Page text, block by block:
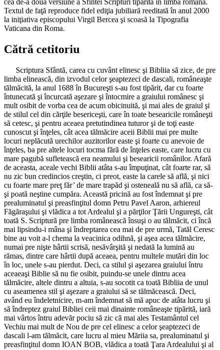
Textul de faţă reproduce fidel ediţia jubiliară reeditată în anul 2000
la iniţiativa episcopului Virgil Bercea şi scoasă la Tipografia
Vaticana din Roma.
Cătră cetitoriu
Scriptura Sfântă, carea cu cuvânt elinesc şi Bibliia să zice, de pre
limba elinească, din izvodul celor şeaptezeci de dascali, româneaşte
tălmăcită, la anul 1688 în Bucureşti s-au fost tipărit, dar cu foarte
întunecată şi încurcată aşezare şi întocmire a graiului românesc şi
mult osibit de vorba cea de acum obicinuită, şi mai ales de graiul şi
de stilul cel din cărţile besericeşti, care în toate besearicile româneşti
să cetesc, şi pentru aceaea pretutindinea tuturor şi de toţi easte
cunoscut şi înţeles, cât acea tălmăcire aceii Biblii mai pre multe
locuri neplăcută urechilor auzitorilor easte şi foarte cu anevoie de
înţeles, ba pre altele locuri tocma fără de înţeles easte, care lucru cu
mare pagubă sufletească era neamului şi besearicii românilor. Afară
de aceasta, aceale vechi Biblii atâta s-au împuţinat, cât foarte rar, să
nu zic bun credincios creştin, ci preot, easte la carele să află, şi nici
cu foarte mare preţ făr’ de mare trapăd şi osteneală nu să află, ca să-
şi poată neştine cumpăra. Această pricină au fost îndemnat şi pre
prealuminatul şi preasfinţitul domn Petru Pavel Aaron, arhiereul
Făgăraşului şi vlădica a tot Ardealul şi a părţilor Ţării Ungureşti, cât
toată S. Scriptură pre limba românească însuşi o au tălmăcit, ci încă
mai lipsindu-i mâna şi îndreptarea cea mai de pre urmă, Tatăl Ceresc
bine au voit a-l chema la veacinica odihnă, şi aşea acea tălmăcire,
numai pre nişte hârtii scrisă, nesăvârşită şi nedată la lumină au
rămas, dintre care hârtii după aceaea, pentru multele mutări din loc
în loc, unele s-au pierdut. Deci, ca stilul şi aşezarea graiului întru
aceaeaşi Biblie să nu fie osibit, puindu-se unele dintru acea
tălmăcire, altele dintru a altuia, s-au socotit ca toată Bibliia de unul
cu aseamenea stil şi aşezare a graiului să se tălmăcească. Deci,
având eu îndeletnicire, m-am îndemnat să mă apuc de atâta lucru şi
să îndreptez graiul Bibliei ceii mai dinainte româneaşte tipărită, iară
mai vârtos întru adevăr pociu să zic că mai ales Testamântul cel
Vechiu mai mult de Nou de pre cel elinesc a celor şeaptezeci de
dascali l-am tălmăcit, care lucru al mieu Măriia sa, prealuminatul şi
preasfinţitul domn IOAN BOB, vlădica a toată Ţara Ardealului şi al